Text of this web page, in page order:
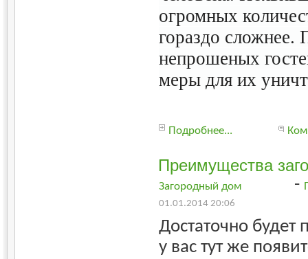
огромных
гораздо сложнее.
непрошеных
меры для их
Подробнее...
Преимущества
Загородный дом -
01.01.2014 20:06
Достаточно
у вас тут же